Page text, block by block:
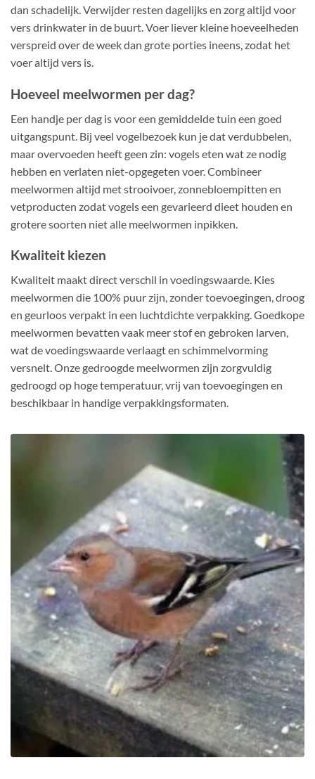
dan schadelijk. Verwijder resten dagelijks en zorg altijd voor
vers drinkwater in de buurt. Voer liever kleine hoeveelheden
verspreid over de week dan grote porties ineens, zodat het
voer altijd vers is.
Hoeveel meelwormen per dag?
Een handje per dag is voor een gemiddelde tuin een goed
uitgangspunt. Bij veel vogelbezoek kun je dat verdubbelen,
maar overvoeden heeft geen zin: vogels eten wat ze nodig
hebben en verlaten niet-opgegeten voer. Combineer
meelwormen altijd met strooivoer, zonnebloempitten en
vetproducten zodat vogels een gevarieerd dieet houden en
grotere soorten niet alle meelwormen inpikken.
Kwaliteit kiezen
Kwaliteit maakt direct verschil in voedingswaarde. Kies
meelwormen die 100% puur zijn, zonder toevoegingen, droog
en geurloos verpakt in een luchtdichte verpakking. Goedkope
meelwormen bevatten vaak meer stof en gebroken larven,
wat de voedingswaarde verlaagt en schimmelvorming
versnelt. Onze gedroogde meelwormen zijn zorgvuldig
gedroogd op hoge temperatuur, vrij van toevoegingen en
beschikbaar in handige verpakkingsformaten.